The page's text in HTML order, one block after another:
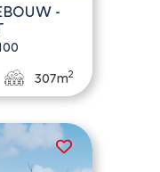
-
307m2